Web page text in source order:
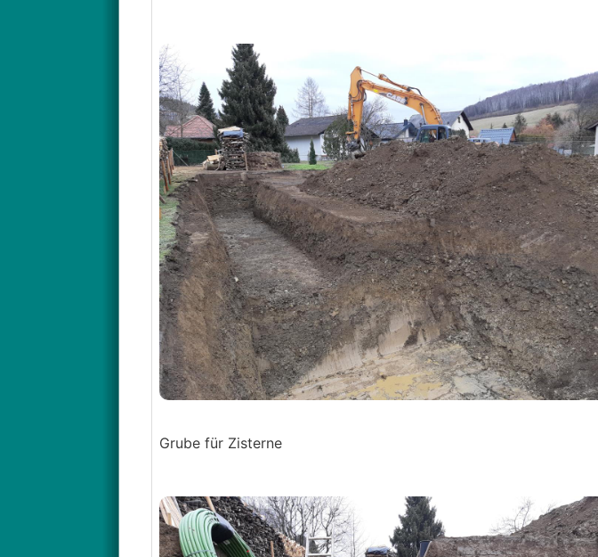
Grube für Zisterne